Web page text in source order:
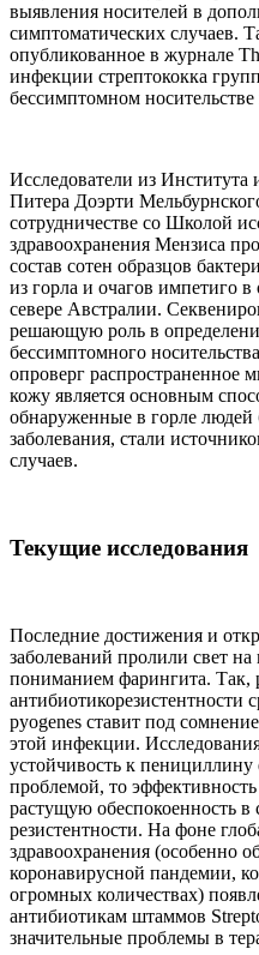
выявления носителей в
симптоматических случаев.
опубликованное в журнале
инфекции стрептококка
бессимптомном носительстве
Исследователи из
Питера Доэрти
сотрудничестве со Школой
здравоохранения Мензиса
состав сотен образцов
из горла и очагов импетиго
севере Австралии.
решающую роль в
бессимптомного
опроверг распространенное
кожу является основным
обнаруженные в горле людей
заболевания, стали
случаев.
Текущие исследования
Последние достижения и
заболеваний пролили свет
пониманием фарингита. Так,
антибиотикорезистентности
pyogenes ставит под
этой инфекции.
устойчивость к пенициллину
проблемой, то
растущую обеспокоенность
резистентности. На фоне
здравоохранения (особенно
коронавирусной пандемии,
огромных количествах)
антибиотикам штаммов
значительные проблемы в